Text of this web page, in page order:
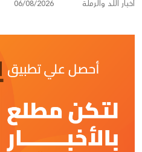
أخبار اللد والرملة 06/08/2026